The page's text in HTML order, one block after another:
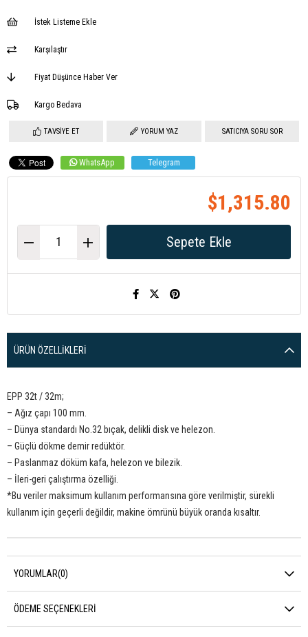
İstek Listeme Ekle
Karşılaştır
Fiyat Düşünce Haber Ver
Kargo Bedava
TAVSIYE ET YORUM YAZ SATICIYA SORU SOR
WhatsApp Telegram
$1,315.80
ÜRÜN ÖZELLIKLERI
EPP 32t / 32m;
– Ağız çapı 100 mm.
– Dünya standardı No.32 bıçak, delikli disk ve helezon.
– Güçlü dökme demir redüktör.
– Paslanmaz döküm kafa, helezon ve bilezik.
– İleri-geri çalıştırma özelliği.
*Bu veriler maksimum kullanım performansına göre verilmiştir, sürekli
kullanım için geçerli değildir, makine ömrünü büyük oranda kısaltır.
YORUMLAR(0)
ÖDEME SEÇENEKLERI